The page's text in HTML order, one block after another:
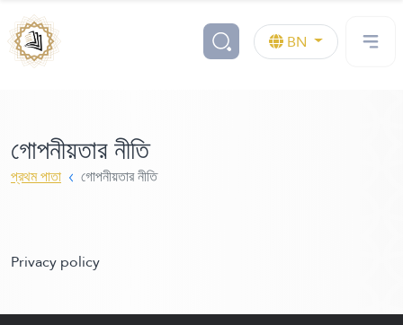
BN
গোপনীয়তার নীতি
প্রথম পাতা গোপনীয়তার নীতি
Privacy policy